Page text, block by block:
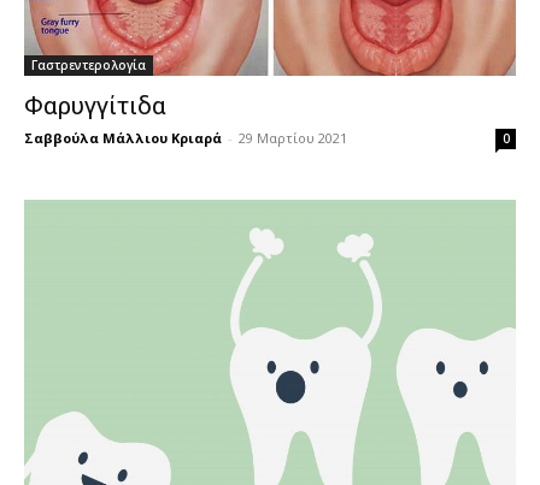
Γαστρεντερολογία
Φαρυγγίτιδα
Σαββούλα Μάλλιου Κριαρά - 29 Μαρτίου 2021 0